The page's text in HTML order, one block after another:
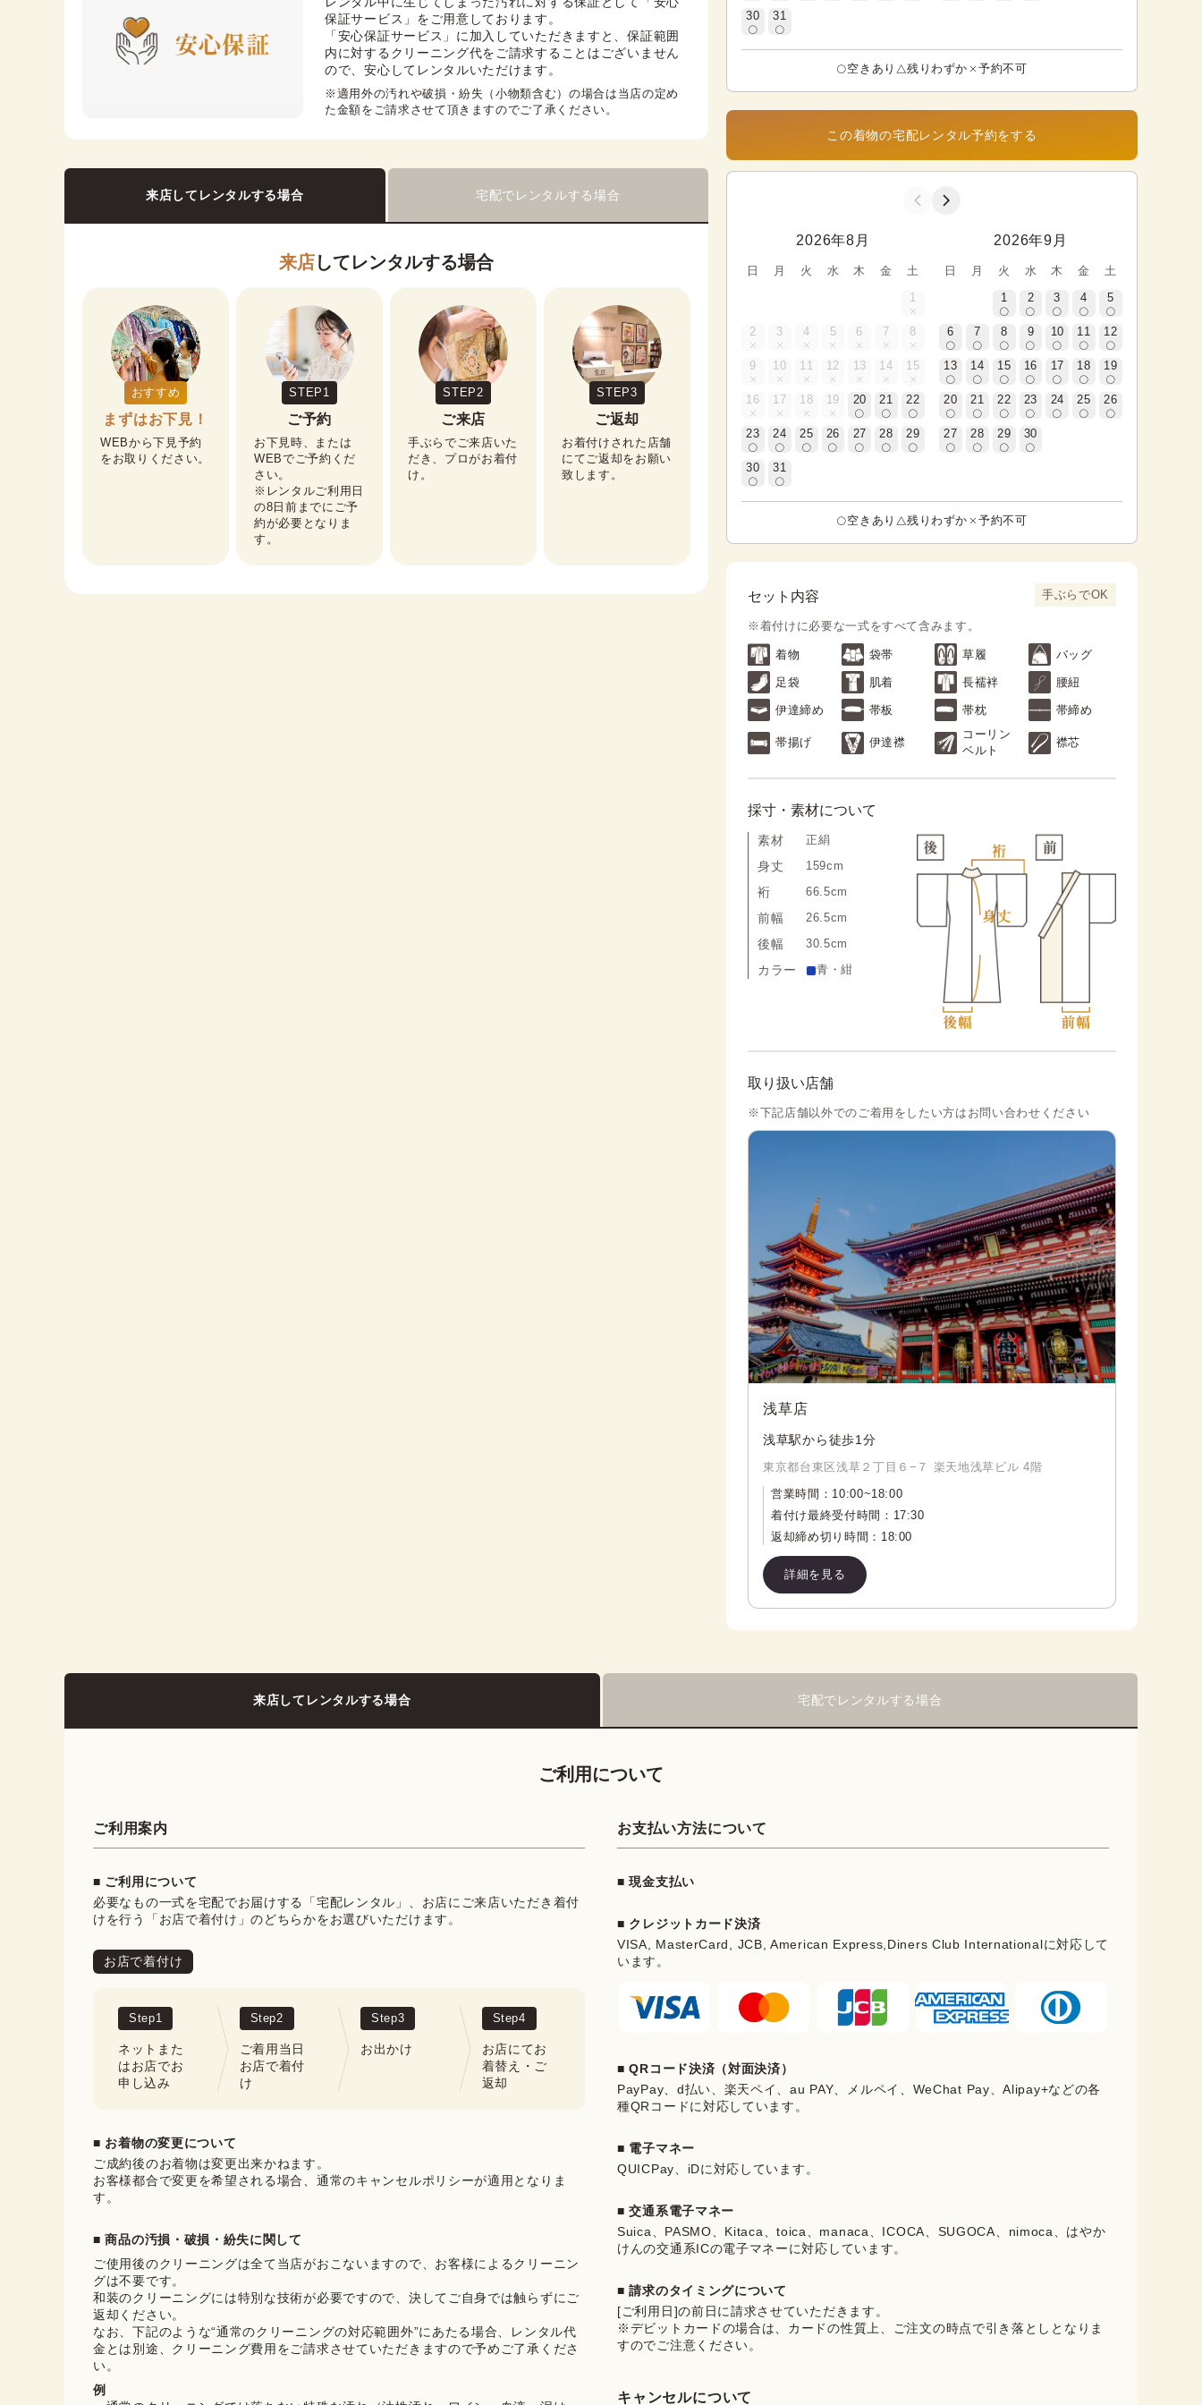
保証サービス」をご用意しております。
「安心保証サービス」に加入していただきますと、保証範囲
内に対するクリーニング代をご請求することはございません
ので、安心してレンタルいただけます。
※適用外の汚れや破損・紛失（小物類含む）の場合は当店の定め
た金額をご請求させて頂きますのでご了承ください。
来店してレンタルする場合 宅配でレンタルする場合
来店してレンタルする場合
おすすめ
まずはお下見！
WEBから下見予約
をお取りください。
STEP1
ご予約
お下見時、または
WEBでご予約くだ
さい。
※レンタルご利用日
の8日前までにご予
約が必要となりま
す。
STEP2
ご来店
手ぶらでご来店いた
だき、プロがお着付
け。
STEP3
ご返却
お着付けされた店舗
にてご返却をお願い
致します。
30 31
空きあり 残りわずか 予約不可
この着物の宅配レンタル予約をする
2026年8月
日 月 火 水 木 金
土
1
2 3 4 5 6 7 8
9 10 11 12 13 14 15
16 17 18 19 20 21 22
23 24 25 26 27 28 29
30 31
2026年9月
日 月 火 水 木 金
土
1
2 3 4 5
6 7 8 9 10 11 12
13 14 15 16 17 18 19
20 21 22 23 24 25 26
27 28 29 30
空きあり 残りわずか 予約不可
セット内容 手ぶらでOK
※着付けに必要な一式をすべて含みます。
着物 袋帯 草履 バッグ
足袋 肌着 長襦袢 腰紐
伊達締め 帯板 帯枕 帯締め
帯揚げ 伊達襟
コーリン
ベルト
襟芯
採寸・素材について
素材 正絹
身丈 159cm
裄 66.5cm
前幅 26.5cm
後幅 30.5cm
カラー 青・紺
取り扱い店舗
※下記店舗以外でのご着用をしたい方はお問い合わせください
浅草店
浅草駅から徒歩1分
東京都台東区浅草２丁目６−７ 楽天地浅草ビル 4階
営業時間： 10:00~18:00
着付け最終受付時間： 17:30
返却締め切り時間： 18:00
詳細を見る
来店してレンタルする場合 宅配でレンタルする場合
ご利用について
ご利用案内
■ ご利用について
必要なもの一式を宅配でお届けする「宅配レンタル」、お店にご来店いただき着付
けを行う「お店で着付け」のどちらかをお選びいただけます。
お店で着付け
Step1
ネットまた
はお店でお
申し込み
Step2
ご着用当日
お店で着付
け
Step3
お出かけ
Step4
お店にてお
着替え・ご
返却
■ お着物の変更について
ご成約後のお着物は変更出来かねます。
お客様都合で変更を希望される場合、通常のキャンセルポリシーが適用となりま
す。
■ 商品の汚損・破損・紛失に関して
ご使用後のクリーニングは全て当店がおこないますので、お客様によるクリーニン
グは不要です。
和装のクリーニングには特別な技術が必要ですので、決してご自身では触らずにご
返却ください。
なお、下記のような“通常のクリーニングの対応範囲外”にあたる場合、レンタル代
金とは別途、クリーニング費用をご請求させていただきますので予めご了承くださ
い。
例
お支払い方法について
■ 現金支払い
■ クレジットカード決済
VISA, MasterCard, JCB, American Express,Diners Club Internationalに対応して
います。
■ QRコード決済（対面決済）
PayPay、d払い、楽天ペイ、au PAY、メルペイ、WeChat Pay、Alipay+などの各
種QRコードに対応しています。
■ 電子マネー
QUICPay、iDに対応しています。
■ 交通系電子マネー
Suica、PASMO、Kitaca、toica、manaca、ICOCA、SUGOCA、nimoca、はやか
けんの交通系ICの電子マネーに対応しています。
■ 請求のタイミングについて
[ご利用日]の前日に請求させていただきます。
※デビットカードの場合は、カードの性質上、ご注文の時点で引き落としとなりま
すのでご注意ください。
キャンセルについて